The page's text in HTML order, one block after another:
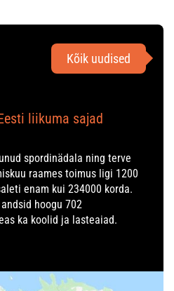
Kõik uudised
liikuma sajad
spordinädala ning terve
raames toimus ligi 1200
enam kui 234000 korda.
hoogu 702
ka koolid ja lasteaiad.